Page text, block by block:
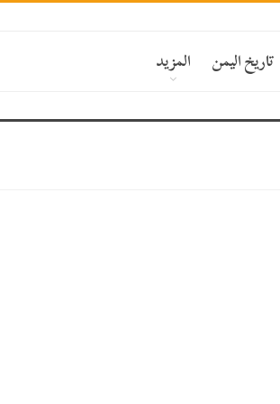
تاريخ اليمن المزيد